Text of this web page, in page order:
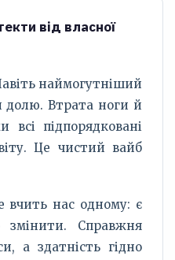
від власної
наймогутніший
долю. Втрата ноги й
підпорядковані
Це чистий вайб
вчить нас одному: є
змінити. Справжня
а здатність гідно